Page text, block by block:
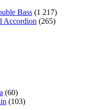
Bass (1 217)
Accordion (265)
(60)
(103)